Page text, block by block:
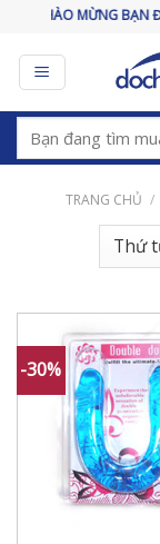
content
CHÀO MỪNG BẠN
Tìm
kiếm:
TRANG CHỦ /
-30%